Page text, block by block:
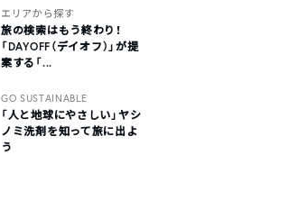
エリアから探す
旅の検索はもう終わり！
「DAYOFF（デイオフ）」が提
案する「...
GO SUSTAINABLE
「人と地球にやさしい」ヤシ
ノミ洗剤を知って旅に出よ
う